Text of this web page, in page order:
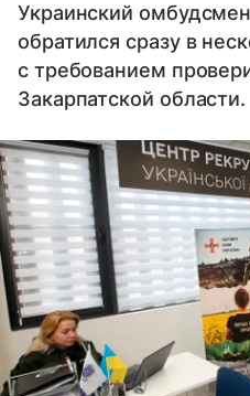
Украинский
обратился сразу в
с требованием
Закарпатской области.